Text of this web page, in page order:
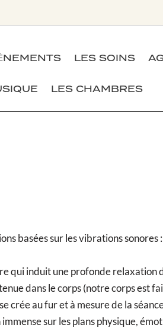
LES SOINS
LES CHAMBRES
basées sur les vibrations sonores
qui induit une profonde relaxation
dans le corps (notre corps est
crée au fur et à mesure de la
sur les plans physique,